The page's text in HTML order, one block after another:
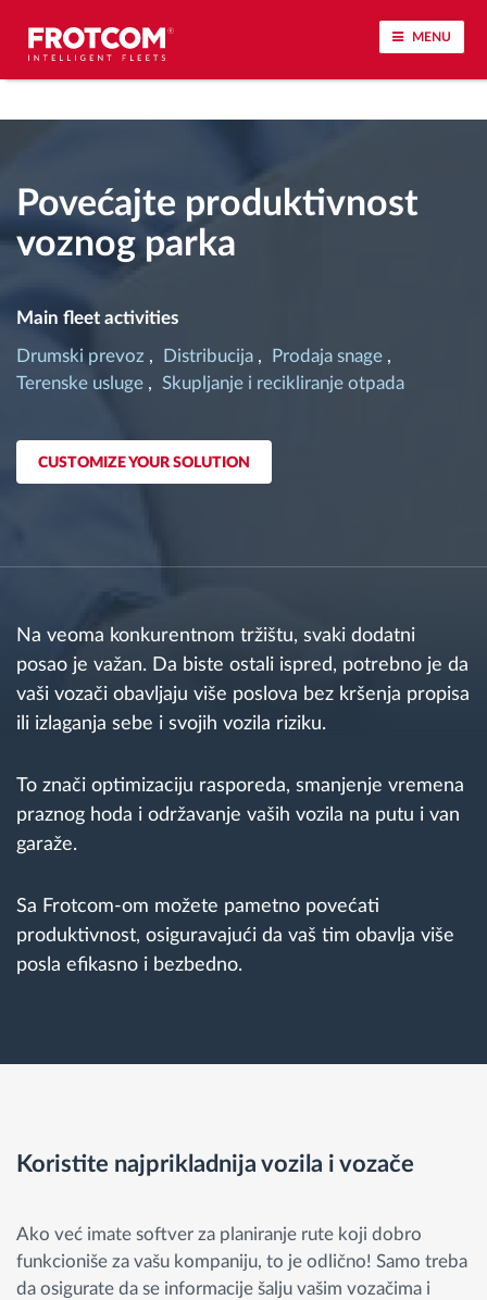
MENU
Praćenje vozila i nadzor senzora
Analiza ponašanja u vožnji
Praćenje vremena vožnje
Daljinsko preuzimanje tahografa
Upravljanje gorivom
Otkrijte sve funkcije
Kako rešavamo sve aktivnosti voznog parka
Kalkulator uštede
Povećajte produktivnost
voznog parka
Main fleet activities
Drumski prevoz Distribucija
Prodaja snage
Terenske usluge
Skupljanje i recikliranje otpada
CUSTOMIZE YOUR SOLUTION
Na veoma konkurentnom tržištu, svaki dodatni
posao je važan. Da biste ostali ispred, potrebno je da
vaši vozači obavljaju više poslova bez kršenja propisa
ili izlaganja sebe i svojih vozila riziku.
To znači optimizaciju rasporeda, smanjenje vremena
praznog hoda i održavanje vaših vozila na putu i van
garaže.
Sa Frotcom-om možete pametno povećati
produktivnost, osiguravajući da vaš tim obavlja više
posla efikasno i bezbedno.
Koristite najprikladnija vozila i vozače
Ako već imate softver za planiranje rute koji dobro
funkcioniše za vašu kompaniju, to je odlično! Samo treba
da osigurate da se informacije šalju vašim vozačima i